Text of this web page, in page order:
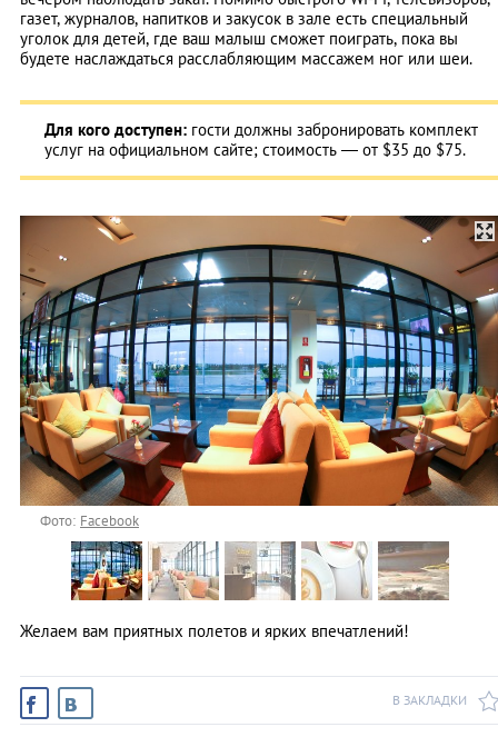
газет, журналов, напитков и закусок в зале есть специальный
уголок для детей, где ваш малыш сможет поиграть, пока вы
будете наслаждаться расслабляющим массажем ног или шеи.
Для кого доступен: гости должны забронировать комплект
услуг на официальном сайте; стоимость — от $35 до $75.
Фото: Facebook
Желаем вам приятных полетов и ярких впечатлений!
В ЗАКЛАДКИ